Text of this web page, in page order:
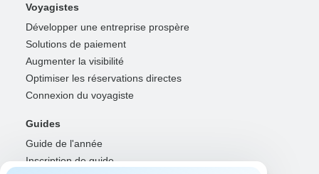
Voyagistes
Développer une entreprise prospère
Solutions de paiement
Augmenter la visibilité
Optimiser les réservations directes
Connexion du voyagiste
Guides
Guide de l'année
Inscription de guide